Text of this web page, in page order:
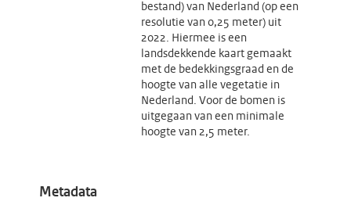
bestand) van Nederland (op een
resolutie van 0,25 meter) uit
2022. Hiermee is een
landsdekkende kaart gemaakt
met de bedekkingsgraad en de
hoogte van alle vegetatie in
Nederland. Voor de bomen is
uitgegaan van een minimale
hoogte van 2,5 meter.
Metadata